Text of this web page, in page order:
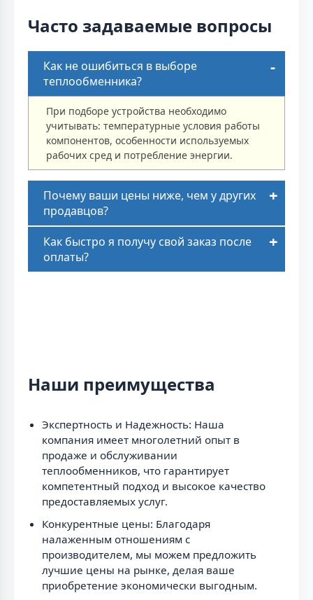
Часто задаваемые вопросы
Как не ошибиться в выборе
теплообменника?
При подборе устройства необходимо
учитывать: температурные условия работы
компонентов, особенности используемых
рабочих сред и потребление энергии.
Почему ваши цены ниже, чем у других
продавцов?
Как быстро я получу свой заказ после
оплаты?
Наши преимущества
Экспертность и Надежность: Наша
компания имеет многолетний опыт в
продаже и обслуживании
теплообменников, что гарантирует
компетентный подход и высокое качество
предоставляемых услуг.
Конкурентные цены: Благодаря
налаженным отношениям с
производителем, мы можем предложить
лучшие цены на рынке, делая ваше
приобретение экономически выгодным.